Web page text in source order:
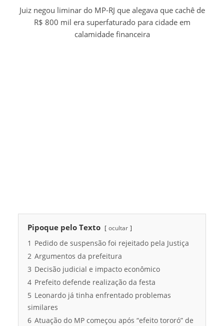
Juiz negou liminar do MP-RJ que alegava que cachê de
R$ 800 mil era superfaturado para cidade em
calamidade financeira
Pipoque pelo Texto ocultar
1 Pedido de suspensão foi rejeitado pela Justiça
2 Argumentos da prefeitura
3 Decisão judicial e impacto econômico
4 Prefeito defende realização da festa
5 Leonardo já tinha enfrentado problemas
similares
6 Atuação do MP começou após “efeito tororó” de